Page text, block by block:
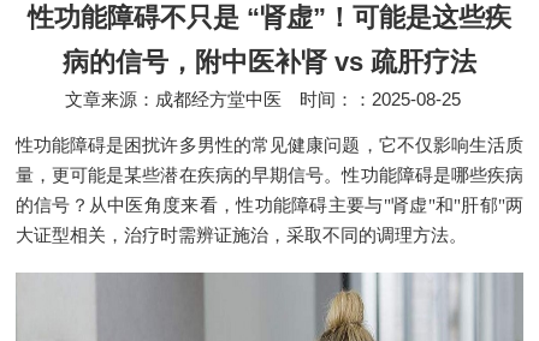
性功能障碍不只是 “肾虚”！可能是这些疾
病的信号，附中医补肾 vs 疏肝疗法
文章来源：成都经方堂中医 时间：：2025-08-25
性功能障碍是困扰许多男性的常见健康问题，它不仅影响生活质
量，更可能是某些潜在疾病的早期信号。性功能障碍是哪些疾病
的信号？从中医角度来看，性功能障碍主要与"肾虚"和"肝郁"两
大证型相关，治疗时需辨证施治，采取不同的调理方法。